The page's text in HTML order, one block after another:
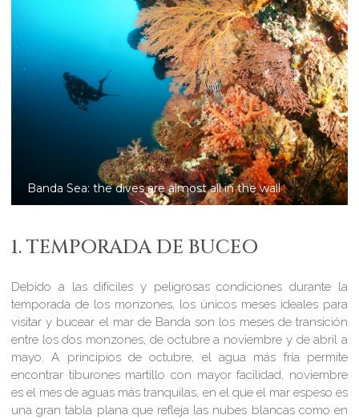
Dive Banda Sea on small groups and private
liveaboard
1. TEMPORADA DE BUCEO
Debido a las difíciles y peligrosas condiciones durante la
temporada de los monzones, los únicos meses ideales para
visitar y bucear el mar de Banda son los meses de transición
entre los dos monzones, de octubre a noviembre y de abril a
mayo. A principios de octubre, el agua más fría permite
encontrar tiburones martillo con mayor facilidad, noviembre
es el mes de aguas más tranquilas, en el que el mar espeso es
una gran tabla plana que refleja las nubes blancas como en